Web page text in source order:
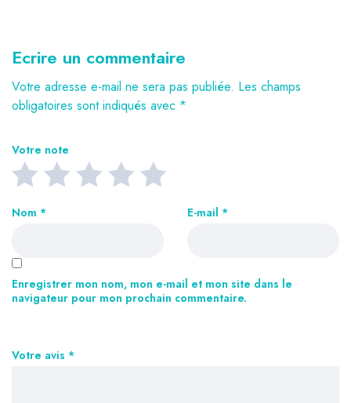
Ecrire un commentaire
Votre adresse e-mail ne sera pas publiée. Les champs
obligatoires sont indiqués avec *
Votre note
Votre avis *
Nom * E-mail *
Enregistrer mon nom, mon e-mail et mon site dans le
navigateur pour mon prochain commentaire.